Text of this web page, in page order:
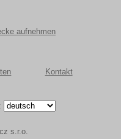
aufnehmen
Kontakt
s.r.o.